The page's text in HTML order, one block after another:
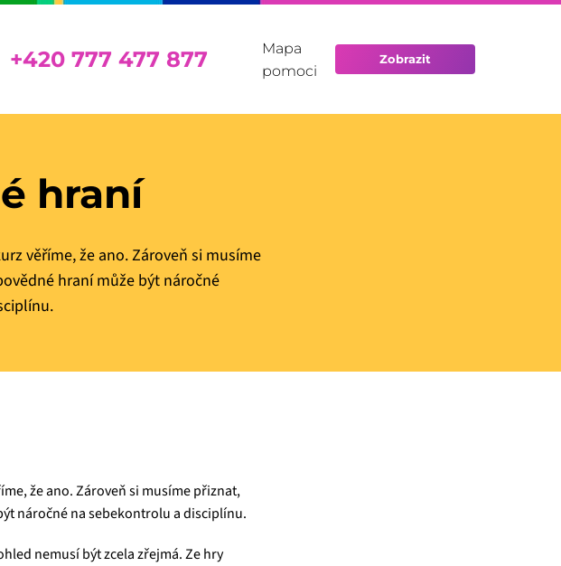
+420 777 477 877
Mapa
pomoci
Zobrazit
hraní
věříme, že ano. Zároveň si musíme
hraní může být náročné
že ano. Zároveň si musíme přiznat,
náročné na sebekontrolu a disciplínu.
nemusí být zcela zřejmá. Ze hry